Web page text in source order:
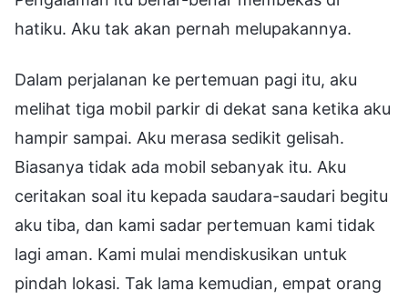
hatiku. Aku tak akan pernah melupakannya.
Dalam perjalanan ke pertemuan pagi itu, aku
melihat tiga mobil parkir di dekat sana ketika aku
hampir sampai. Aku merasa sedikit gelisah.
Biasanya tidak ada mobil sebanyak itu. Aku
ceritakan soal itu kepada saudara-saudari begitu
aku tiba, dan kami sadar pertemuan kami tidak
lagi aman. Kami mulai mendiskusikan untuk
pindah lokasi. Tak lama kemudian, empat orang